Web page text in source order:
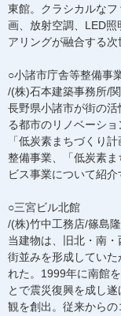
東館。クラシカルな
画、放射空調、LED
アリングが融合する次
○小諸市庁舎等整備事
/(株)石本建築事務所/
長野県小諸市が街の
る都市のリノベーシ
「低炭素まちづくり
整備事業、「低炭素
ビス事業について紹介
○三宮ビル北館
/(株)竹中工務店/篠島
当建物は、旧北・南
街並みを形成してい
れた。1999年に南館
とで震災復興を成し
観を創出。従来からの